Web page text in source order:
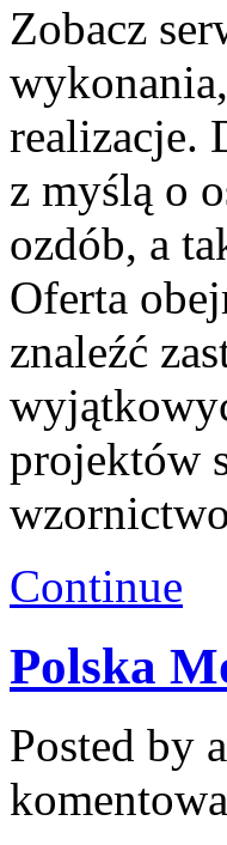
Zobacz
realizacje.
z myślą o
ozdób, a
Oferta
znaleźć
projektów
Continue
Polska
Posted by